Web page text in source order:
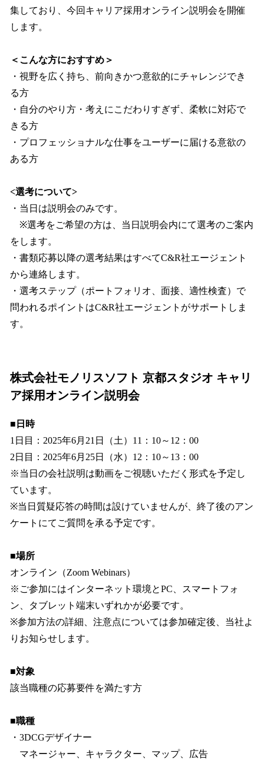
集しており、今回キャリア採用オンライン説明会を開催
します。
＜こんな方におすすめ＞
・視野を広く持ち、前向きかつ意欲的にチャレンジでき
る方
・自分のやり方・考えにこだわりすぎず、柔軟に対応で
きる方
・プロフェッショナルな仕事をユーザーに届ける意欲の
ある方
<選考について>
・当日は説明会のみです。
※選考をご希望の方は、当日説明会内にて選考のご案内
をします。
・書類応募以降の選考結果はすべてC&R社エージェント
から連絡します。
・選考ステップ（ポートフォリオ、面接、適性検査）で
問われるポイントはC&R社エージェントがサポートしま
す。
株式会社モノリスソフト 京都スタジオ キャリ
ア採用オンライン説明会
■日時
1日目：2025年6月21日（土）11：10～12：00
2日目：2025年6月25日（水）12：10～13：00
※当日の会社説明は動画をご視聴いただく形式を予定し
ています。
※当日質疑応答の時間は設けていませんが、終了後のアン
ケートにてご質問を承る予定です。
■場所
オンライン（Zoom Webinars）
※ご参加にはインターネット環境とPC、スマートフォ
ン、タブレット端末いずれかが必要です。
※参加方法の詳細、注意点については参加確定後、当社よ
りお知らせします。
■対象
該当職種の応募要件を満たす方
■職種
・3DCGデザイナー
マネージャー、キャラクター、マップ、広告